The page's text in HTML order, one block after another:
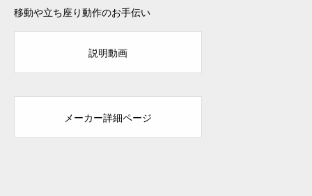
移動や立ち座り動作のお手伝い
説明動画
メーカー詳細ページ